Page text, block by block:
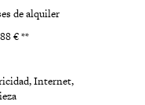
de alquiler
€ **
Internet,